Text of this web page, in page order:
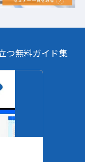
つ無料ガイド集